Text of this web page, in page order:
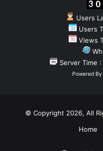
Users
Users
Views
Server Time :
Powered By
© Copyright 2026, All
Home